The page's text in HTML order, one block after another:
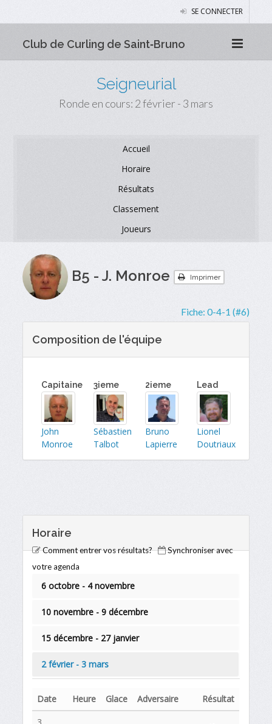
SE CONNECTER
Club de Curling de Saint‑Bruno
Seigneurial
Ronde en cours: 2 février - 3 mars
Accueil
Horaire
Résultats
Classement
Joueurs
B5 - J. Monroe Imprimer
Fiche: 0-4-1 (#6)
Composition de l'équipe
Capitaine
John
Monroe
3ieme
Sébastien
Talbot
2ieme
Bruno
Lapierre
Lead
Lionel
Doutriaux
Horaire
Comment entrer vos résultats?
Synchroniser avec
votre agenda
6 octobre - 4 novembre
10 novembre - 9 décembre
15 décembre - 27 janvier
2 février - 3 mars
Date Heure Glace Adversaire
Résultat